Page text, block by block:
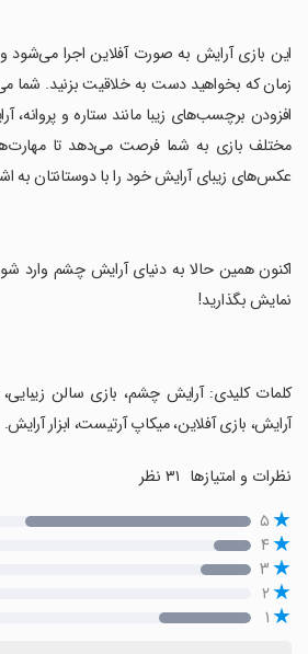
‏این بازی آرایش به صورت آفلاین اجرا می‌شود
زمان که بخواهید دست به خلاقیت بزنید. شما
افزودن برچسب‌های زیبا مانند ستاره و
مختلف بازی به شما فرصت می‌دهد تا
عکس‌های زیبای آرایش خود را با دوستانتان به
‏اکنون همین حالا به دنیای آرایش چشم وارد
نمایش بگذارید!
‏کلمات کلیدی: آرایش چشم، بازی سالن
آرایش، بازی آفلاین، میکاپ آرتیست، ابزار آرایش.
نظرات و امتیازها
۵
۴
۳
۲
۱